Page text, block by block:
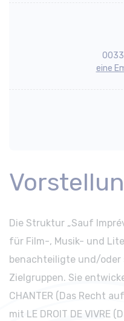
eine
Die Struktur „Sauf
für Film-, Musik- und
benachteiligte und/
Zielgruppen. Sie
CHANTER (Das Recht
mit LE DROIT DE VIVRE